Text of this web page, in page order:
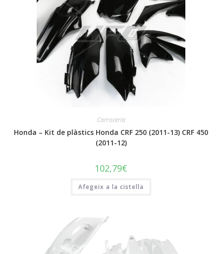
Carroceria
Honda – Kit de plàstics Honda CRF 250 (2011-13) CRF 450
(2011-12)
102,79€
Afegeix a la cistella